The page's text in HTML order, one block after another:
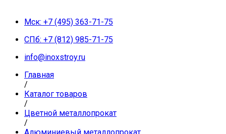
Мск: +7 (495) 363-71-75
СПб: +7 (812) 985-71-75
info@inoxstroy.ru
Главная
/
Каталог товаров
/
Цветной металлопрокат
/